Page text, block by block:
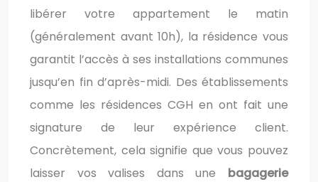
libérer votre appartement le matin
(généralement avant 10h), la résidence vous
garantit l’accès à ses installations communes
jusqu’en fin d’après-midi. Des établissements
comme les résidences CGH en ont fait une
signature de leur expérience client.
Concrètement, cela signifie que vous pouvez
laisser vos valises dans une bagagerie